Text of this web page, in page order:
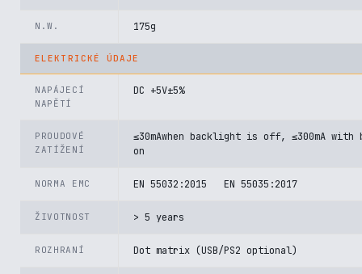
N.W. 175g
ELEKTRICKÉ ÚDAJE
NAPÁJECÍ
NAPĚTÍ
DC +5V±5%
PROUDOVÉ
ZATÍŽENÍ
≤30mAwhen backlight is off, ≤300mA
on
NORMA EMC EN 55032:2015 EN 55035:2017
ŽIVOTNOST > 5 years
ROZHRANÍ Dot matrix (USB/PS2 optional)